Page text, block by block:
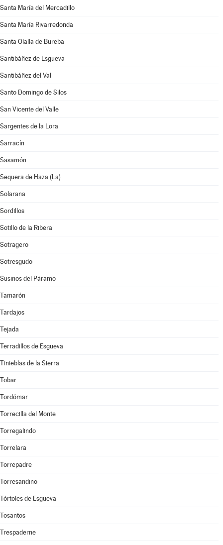
Santa María del Mercadillo
Santa María Rivarredonda
Santa Olalla de Bureba
Santibáñez de Esgueva
Santibáñez del Val
Santo Domingo de Silos
San Vicente del Valle
Sargentes de la Lora
Sarracín
Sasamón
Sequera de Haza (La)
Solarana
Sordillos
Sotillo de la Ribera
Sotragero
Sotresgudo
Susinos del Páramo
Tamarón
Tardajos
Tejada
Terradillos de Esgueva
Tinieblas de la Sierra
Tobar
Tordómar
Torrecilla del Monte
Torregalindo
Torrelara
Torrepadre
Torresandino
Tórtoles de Esgueva
Tosantos
Trespaderne